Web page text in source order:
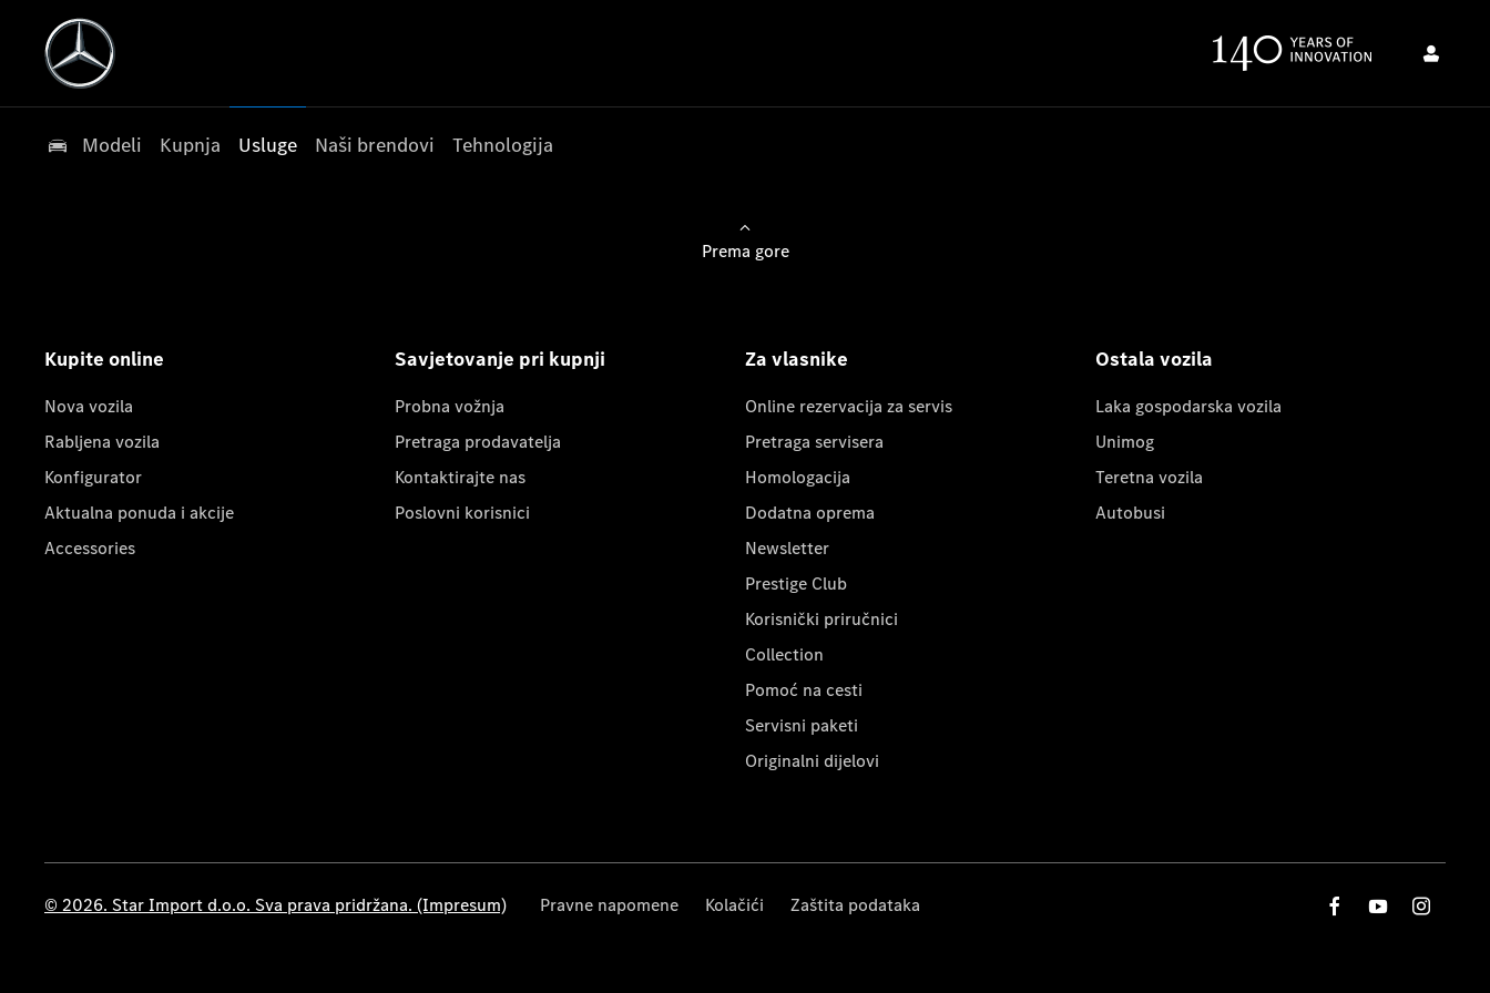
Modeli Kupnja Usluge Naši brendovi Tehnologija
Prema gore
Kupite online
Nova vozila
Rabljena vozila
Konfigurator
Aktualna ponuda i akcije
Accessories
Savjetovanje pri kupnji
Probna vožnja
Pretraga prodavatelja
Kontaktirajte nas
Poslovni korisnici
Za vlasnike
Online rezervacija za servis
Pretraga servisera
Homologacija
Dodatna oprema
Newsletter
Prestige Club
Korisnički priručnici
Collection
Pomoć na cesti
Servisni paketi
Originalni dijelovi
Ostala vozila
Laka gospodarska vozila
Unimog
Teretna vozila
Autobusi
© 2026. Star Import d.o.o. Sva prava pridržana. (Impresum) Pravne napomene Kolačići Zaštita podataka